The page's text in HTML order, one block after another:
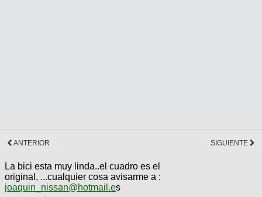
ANTERIOR SIGUIENTE
La bici esta muy linda..el cuadro es el
original, ...cualquier cosa avisarme a :
joaquin_nissan@hotmail.es